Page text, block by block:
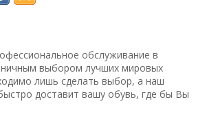
обслуживание в
выбором лучших мировых
лишь сделать выбор, а наш
доставит вашу обувь, где бы Вы